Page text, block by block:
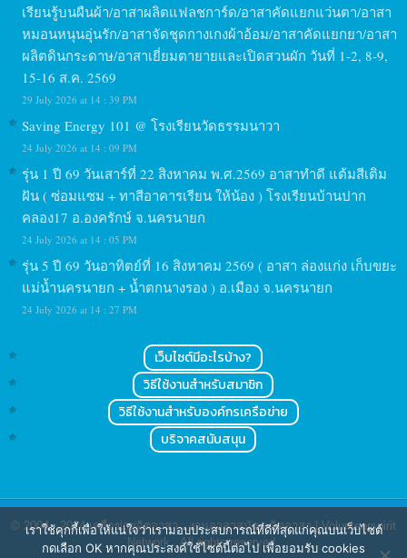
เรียนรู้บนผืนผ้า/อาสาผลิตแฟลชการ์ด/อาสาคัดแยกแว่นตา/อาสา
หมอนหนุนอุ่นรัก/อาสาจัดชุดกางเกงผ้าอ้อม/อาสาคัดแยกยา/อาสา
ผลิตดินกระดาษ/อาสาเยี่ยมตายายและเปิดสวนผัก วันที่ 1-2, 8-9,
15-16 ส.ค. 2569
29 July 2026 at 14 : 39 PM
Saving Energy 101 @ โรงเรียนวัดธรรมนาวา
24 July 2026 at 14 : 09 PM
รุ่น 1 ปี 69 วันเสาร์ที่ 22 สิงหาคม พ.ศ.2569 อาสาทำดี แต้มสีเติม
ฝัน ( ซ่อมแซม + ทาสีอาคารเรียน ให้น้อง ) โรงเรียนบ้านปาก
คลอง17 อ.องครักษ์ จ.นครนายก
24 July 2026 at 14 : 05 PM
รุ่น 5 ปี 69 วันอาทิตย์ที่ 16 สิงหาคม 2569 ( อาสา ล่องแก่ง เก็บขยะ
แม่น้ำนครนายก + น้ำตกนางรอง ) อ.เมือง จ.นครนายก
24 July 2026 at 14 : 27 PM
เว็บไซต์มีอะไรบ้าง?
วิธีใช้งานสำหรับสมาชิก
วิธีใช้งานสำหรับองค์กรเครือข่าย
บริจาคสนับสนุน
© 2004 - 2024เครือข่ายจิตอาสา : งานอาสาสมัคร จิตอาสา | Volunteerspirit
Network. All rights reserved.
เราใช้คุกกี้เพื่อให้แน่ใจว่าเรามอบประสบการณ์ที่ดีที่สุดแก่คุณบนเว็บไซต์
กดเลือก OK หากคุณประสงค์ใช้ไซต์นี้ต่อไป เพื่อยอมรับ cookies